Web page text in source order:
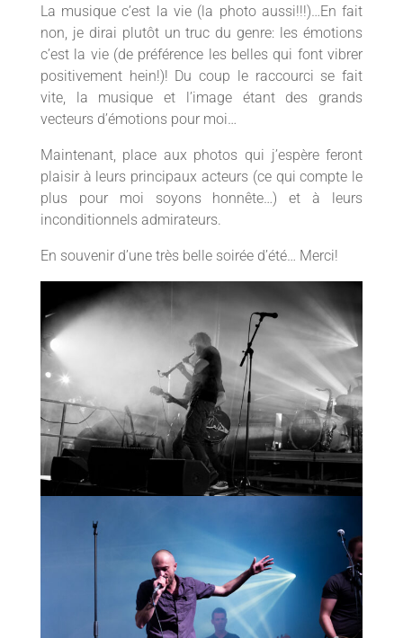
La musique c’est la vie (la photo aussi!!!)…En fait
non, je dirai plutôt un truc du genre: les émotions
c’est la vie (de préférence les belles qui font vibrer
positivement hein!)! Du coup le raccourci se fait
vite, la musique et l’image étant des grands
vecteurs d’émotions pour moi…
Maintenant, place aux photos qui j’espère feront
plaisir à leurs principaux acteurs (ce qui compte le
plus pour moi soyons honnête…) et à leurs
inconditionnels admirateurs.
En souvenir d’une très belle soirée d’été… Merci!